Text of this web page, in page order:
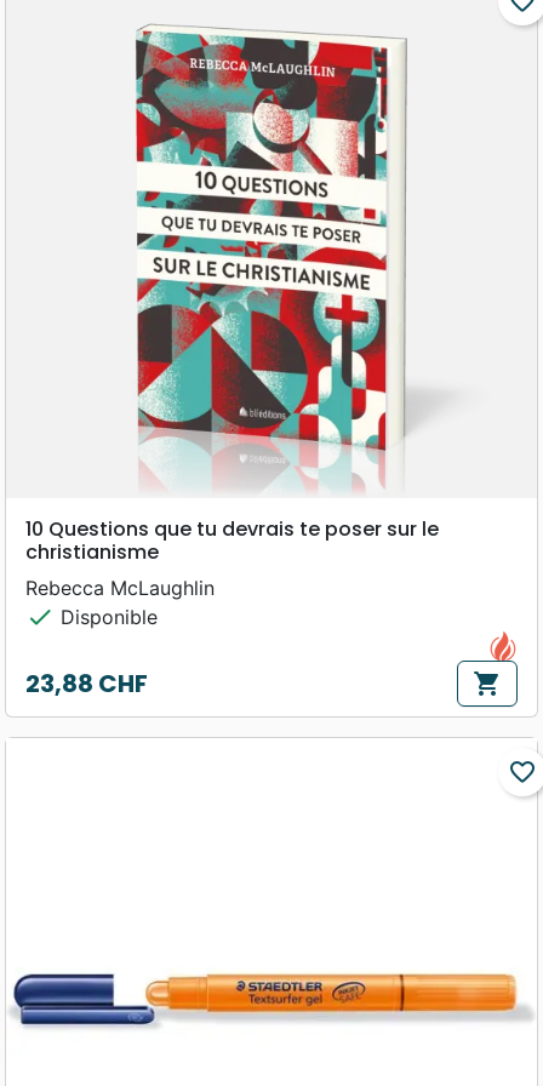
10 Questions que tu devrais te poser sur le
christianisme
Rebecca McLaughlin
check Disponible
Prix
23,88 CHF shopping_cart
favorite_border